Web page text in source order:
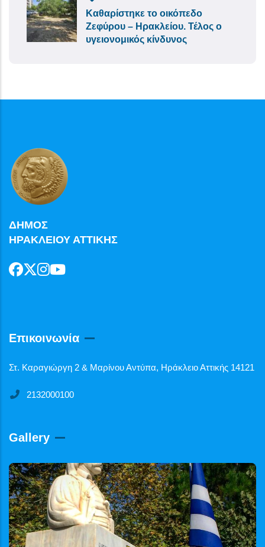
Καθαρίστηκε το οικόπεδο
Ζεφύρου – Ηρακλείου. Τέλος ο
υγειονομικός κίνδυνος
ΔΗΜΟΣ
ΗΡΑΚΛΕΙΟΥ ΑΤΤΙΚΗΣ
Επικοινωνία
Στ. Καραγιώργη 2 & Μαρίνου Αντύπα, Ηράκλειο Αττικής 14121
2132000100
Gallery